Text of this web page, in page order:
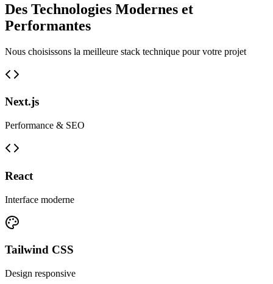
Des Technologies Modernes et
Performantes
Nous choisissons la meilleure stack technique pour votre projet
Next.js
Performance & SEO
React
Interface moderne
Tailwind CSS
Design responsive